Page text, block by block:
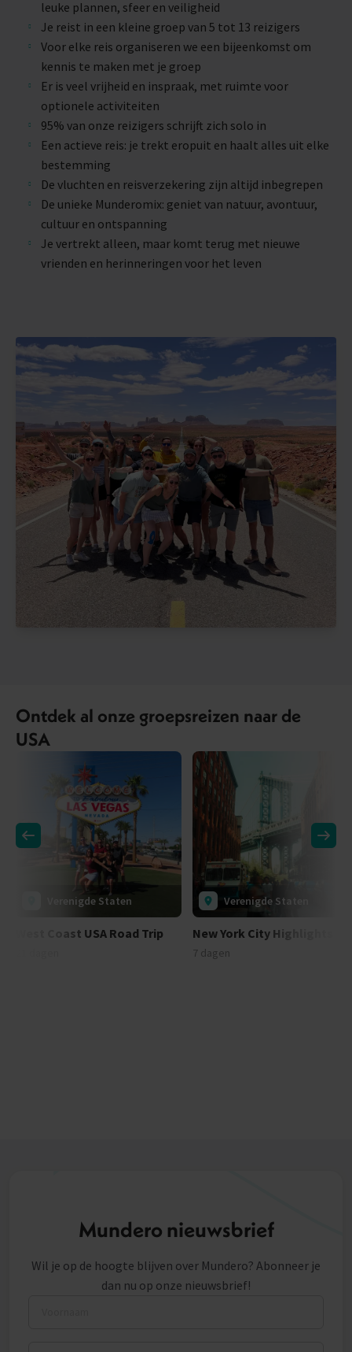
leuke plannen, sfeer en veiligheid
Je reist in een kleine groep van 5 tot 13 reizigers
Voor elke reis organiseren we een bijeenkomst om
kennis te maken met je groep
Er is veel vrijheid en inspraak, met ruimte voor
optionele activiteiten
95% van onze reizigers schrijft zich solo in
Een actieve reis: je trekt eropuit en haalt alles uit elke
bestemming
De vluchten en reisverzekering zijn altijd inbegrepen
De unieke Munderomix: geniet van natuur, avontuur,
cultuur en ontspanning
Je vertrekt alleen, maar komt terug met nieuwe
vrienden en herinneringen voor het leven
Ontdek al onze groepsreizen naar de
USA
Verenigde Staten
West Coast USA Road Trip
Verenigde Staten
New York City Highlights
7 dagen
Mundero nieuwsbrief
Wil je op de hoogte blijven over Mundero? Abonneer je
dan nu op onze nieuwsbrief!